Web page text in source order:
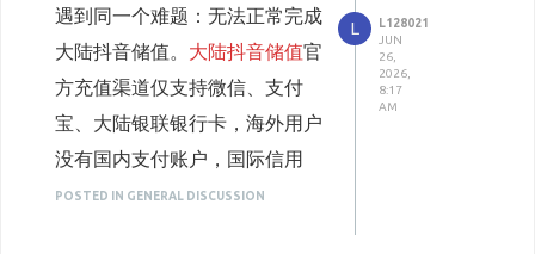
省下不少開銷。
三、海外儲值管道怎麼挑？安全與划
算雙面向比較
目前海外使用者可使用的克拉克
拉儲值管道主要分為三種，三者
的定價、安全性、穩定性落差極
大，也是決定長期儲值是否省錢
党随时充值的需求。
下单只需要填写抖音数字 ID，
三、海外抖音儲值避坑核心守則
帳號密碼、登入驗證碼、
位，小额、大额套餐都有，不管
是偶尔刷点小礼物，还是长期看
直播大额充值都适配。
步骤3：填写自己的抖音ID（只
需要复制账号数字ID，不用提供
账号密码，这点很安心，完全不
完整支援台港本地付款
PayPal、Visa/Master 國際信
用卡、台幣直接結帳，不用手
香港：PayMe、AlipayHK、國
際信用卡、港幣自動換算，無
ID 直充模式，不用交出帳密
States.
Official Rules for US iTunes
Cards
A US iTunes Card can only be
redeemed on an Apple ID
遇到同一个难题：无法正常完成
大陆抖音储值。 大陆抖音储值官
方充值渠道仅支持微信、支付
宝、大陆银联银行卡，海外用户
没有国内支付账户，国际信用
卡、本地电子钱包直接支付会被
POSTED IN GENERAL DISCUSSION
L
L128021
JUN
26,
2026,
8:17
AM